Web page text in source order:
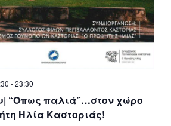
“Όπως παλιά”…στον χώρο
Ηλία Καστοριάς!
-23:30